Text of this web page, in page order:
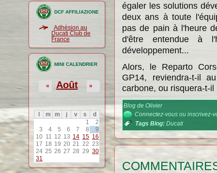
DCF AFFILIAZIONE
Adhésion au
Ducati Club de
France
MINI CALENDRIER
Août
« »
m m j v s
d
1
2
3
4 5 6 7 8
9
10 11 12 13 14 15 16
17 18 19 20 21 22 23
24 25 26 27 28 29 30
31
égaler les solutions
deux ans à toute
pas de pain à l'heure
d'être entendue à
développement...
Alors, le Reparto
GP14, reviendra-t-il
carbone, ou risquera-t-
Blog de Olivier
Connectez-vous ou inscrivez-
Tags Blog: Ducati